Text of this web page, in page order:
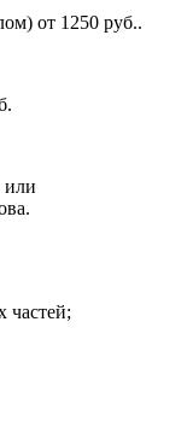
от 1250 руб..
или
частей;